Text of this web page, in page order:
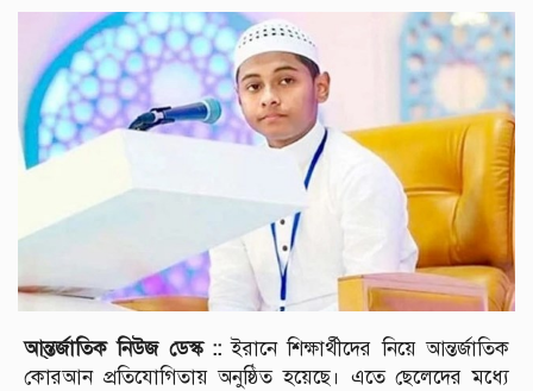
আ্ন্তর্জাতিক নিউজ ডেস্ক ::ইরানে শিক্ষার্থীদের নিয়ে আন্তর্জাতিক
কোরআন প্রতিযোগিতায় অনুষ্ঠিত হয়েছে। এতে ছেলেদের মধ্যে